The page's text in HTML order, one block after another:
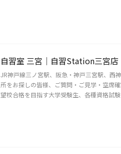
自習室 三宮｜自習Station三宮店
JR神戸線三ノ宮駅、阪急・神戸三宮駅、西
所をお探しの皆様、ご質問・ご見学・空席
望校合格を目指す大学受験生、各種資格試験